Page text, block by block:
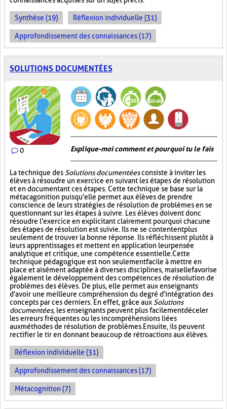
Synthèse (19) Réflexion individuelle (31)
Approfondissement des connaissances (17)
SOLUTIONS DOCUMENTÉES
0 Explique-moi comment et pourquoi tu le fais
La technique des Solutions documentéesconsiste à inviter les
élèves à résoudre un exercice en suivant les étapes de résolution
et en documentant ces étapes. Cette technique se base sur la
métacagonition puisqu'elle permet aux élèves de prendre
conscience de leurs stratégies de résolution de problèmes en se
questionnant sur les étapes à suivre. Les élèves doivent donc
résoudre l'exercice en explicitant clairement pourquoi chacune
des étapes de résolution est suivie. Ils ne se contentent plus
seulement de trouver la bonne réponse. Ils réfléchissent plutôt à
leurs apprentissages et mettent en application leur pensée
analytique et critique, une compétence essentielle. Cette
technique pédagogique est non seulement facile à mettre en
place et aisément adaptée à diverses disciplines, mais elle favorise
également le développement des compétences de résolution de
problèmes des élèves. De plus, elle permet aux enseignants
d'avoir une meilleure compréhension du degré d'intégration des
concepts par ces derniers. En effet, grâce aux Solutions
documentées, les enseignants peuvent plus facilement déceler
les erreurs fréquentes ou les incompréhensions liées
aux méthodes de résolution de problèmes. Ensuite, ils peuvent
rectifier le tir en donnant beaucoup de rétroactions aux élèves.
Réflexion individuelle (31)
Approfondissement des connaissances (17)
Métacognition (7)